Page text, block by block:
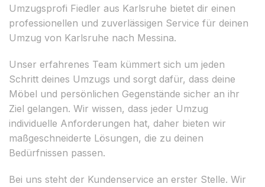
Umzugsprofi Fiedler aus Karlsruhe bietet dir einen
professionellen und zuverlässigen Service für deinen
Umzug von Karlsruhe nach Messina.
Unser erfahrenes Team kümmert sich um jeden
Schritt deines Umzugs und sorgt dafür, dass deine
Möbel und persönlichen Gegenstände sicher an ihr
Ziel gelangen. Wir wissen, dass jeder Umzug
individuelle Anforderungen hat, daher bieten wir
maßgeschneiderte Lösungen, die zu deinen
Bedürfnissen passen.
Bei uns steht der Kundenservice an erster Stelle. Wir